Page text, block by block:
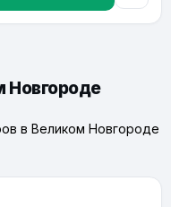
Новгороде
в Великом Новгороде